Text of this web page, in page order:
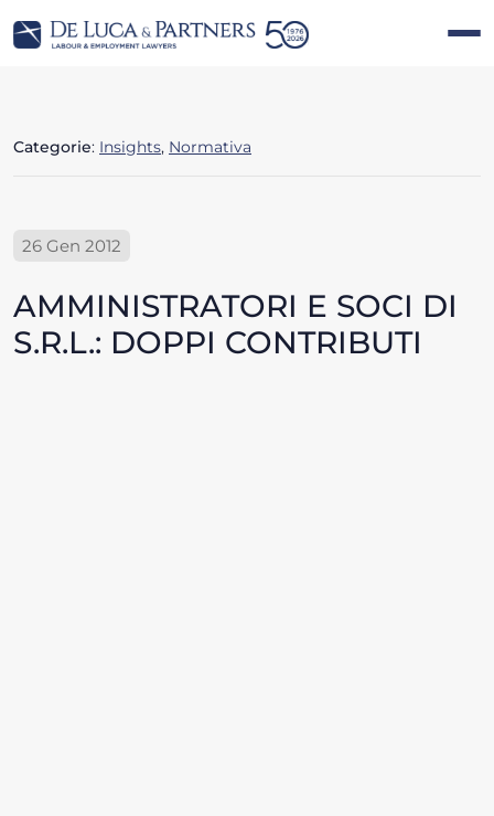
Categorie: Insights, Normativa
26 Gen 2012
AMMINISTRATORI E SOCI DI
S.R.L.: DOPPI CONTRIBUTI